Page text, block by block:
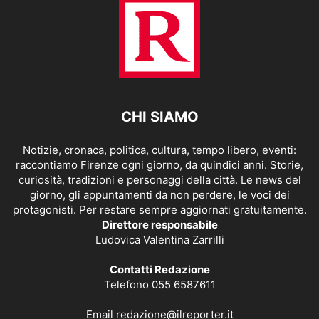
CHI SIAMO
Notizie, cronaca, politica, cultura, tempo libero, eventi:
raccontiamo Firenze ogni giorno, da quindici anni. Storie,
curiosità, tradizioni e personaggi della città. Le news del
giorno, gli appuntamenti da non perdere, le voci dei
protagonisti. Per restare sempre aggiornati gratuitamente.
Direttore responsabile
Ludovica Valentina Zarrilli
Contatti Redazione
Telefono 055 6587611
Email redazione@ilreporter.it